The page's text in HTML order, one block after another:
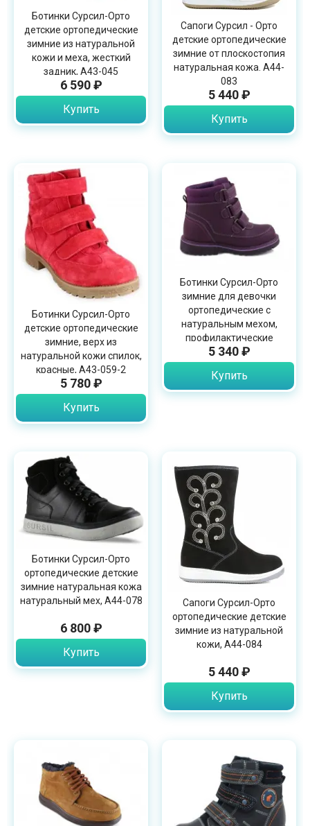
Ботинки Сурсил-Орто
детские ортопедические
зимние из натуральной
кожи и меха, жесткий
задник, А43-045
6 590 ₽
Купить
Сапоги Сурсил - Орто
детские ортопедические
зимние от плоскостопия
натуральная кожа. A44-
083
5 440 ₽
Купить
Ботинки Сурсил-Орто
детские ортопедические
зимние, верх из
натуральной кожи спилок,
красные, A43-059-2
5 780 ₽
Купить
Ботинки Сурсил-Орто
зимние для девочки
ортопедические с
натуральным мехом,
профилактические
фиолетовые, A45-014
5 340 ₽
Купить
Ботинки Сурсил-Орто
ортопедические детские
зимние натуральная кожа
натуральный мех, A44-078
6 800 ₽
Купить
Сапоги Сурсил-Орто
ортопедические детские
зимние из натуральной
кожи, A44-084
5 440 ₽
Купить